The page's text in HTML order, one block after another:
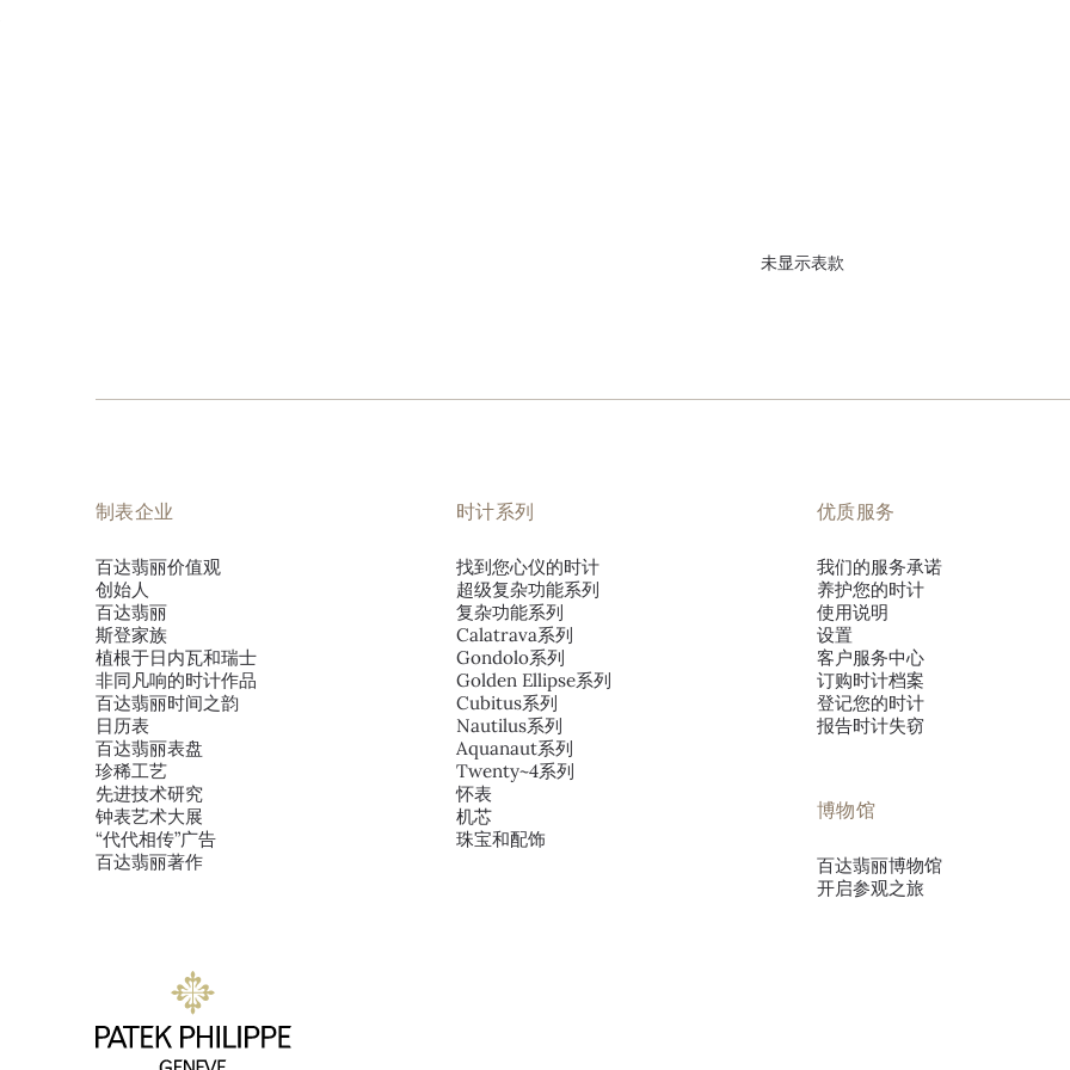
未显示表款
制表企业
百达翡丽价值观
创始人
百达翡丽
斯登家族
植根于日内瓦和瑞士
非同凡响的时计作品
百达翡丽时间之韵
日历表
百达翡丽表盘
珍稀工艺
先进技术研究
钟表艺术大展
“代代相传”广告
百达翡丽著作
时计系列
找到您心仪的时计
超级复杂功能系列
复杂功能系列
Calatrava系列
Gondolo系列
Golden Ellipse系列
Cubitus系列
Nautilus系列
Aquanaut系列
Twenty~4系列
怀表
机芯
珠宝和配饰
优质服务
我们的服务承诺
养护您的时计
使用说明
设置
客户服务中心
订购时计档案
登记您的时计
报告时计失窃
博物馆
百达翡丽博物馆
开启参观之旅